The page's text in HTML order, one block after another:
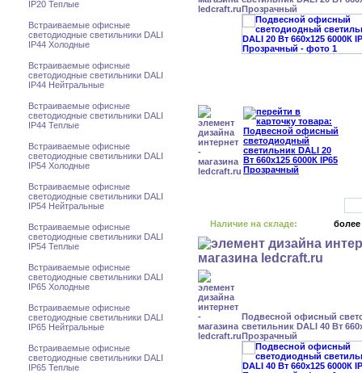
IP20 Теплые
Встраиваемые офисные
светодиодные светильники DALI
IP44 Холодные
Встраиваемые офисные
светодиодные светильники DALI
IP44 Нейтральные
Встраиваемые офисные
светодиодные светильники DALI
IP44 Теплые
Встраиваемые офисные
светодиодные светильники DALI
IP54 Холодные
Встраиваемые офисные
светодиодные светильники DALI
IP54 Нейтральные
Встраиваемые офисные
светодиодные светильники DALI
IP54 Теплые
Встраиваемые офисные
светодиодные светильники DALI
IP65 Холодные
Встраиваемые офисные
светодиодные светильники DALI
IP65 Нейтральные
Встраиваемые офисные
светодиодные светильники DALI
IP65 Теплые
Прозрачный
Наличие на складе: более
Подвесной офисный
светильник DALI 40 Вт
Прозрачный